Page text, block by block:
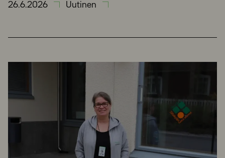
26.6.2026 Uutinen